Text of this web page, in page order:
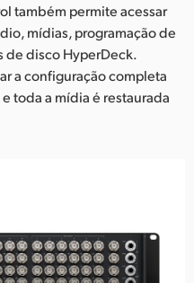
também permite acessar
mídias, programação de
de disco HyperDeck.
a configuração completa
toda a mídia é restaurada